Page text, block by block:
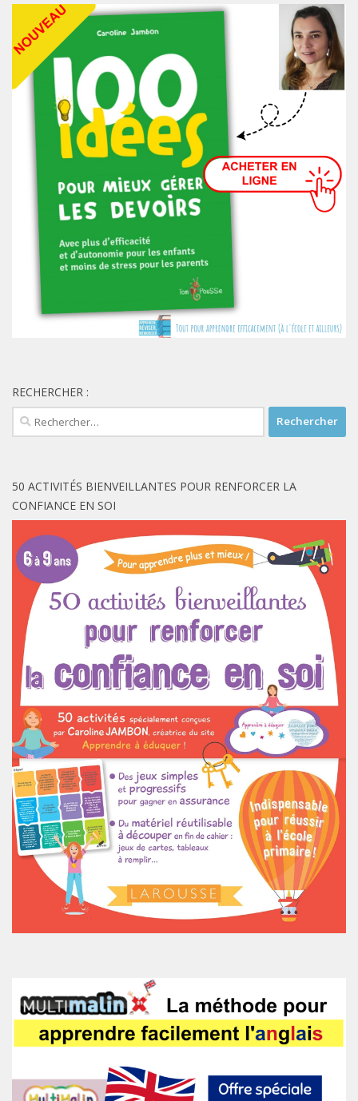
RECHERCHER :
Rechercher :
50 ACTIVITÉS BIENVEILLANTES POUR RENFORCER LA
CONFIANCE EN SOI